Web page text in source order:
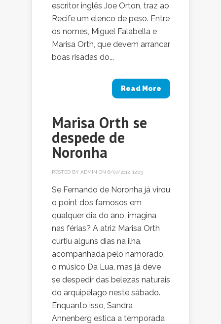
escritor inglês Joe Orton, traz ao
Recife um elenco de peso. Entre
os nomes, Miguel Falabella e
Marisa Orth, que devem arrancar
boas risadas do...
Read More
Marisa Orth se
despede de
Noronha
POSTED BY ADMIN ON 6/07/2012, 12:03
Se Fernando de Noronha já virou
o point dos famosos em
qualquer dia do ano, imagina
nas férias? A atriz Marisa Orth
curtiu alguns dias na ilha,
acompanhada pelo namorado,
o músico Da Lua, mas já deve
se despedir das belezas naturais
do arquipélago neste sábado.
Enquanto isso, Sandra
Annenberg estica a temporada